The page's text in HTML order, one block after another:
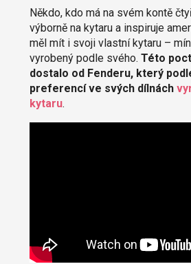
Někdo, kdo má na svém kontě
výborně na kytaru a inspiruje
měl mít i svoji vlastní kytaru –
vyrobený podle svého. Této
dostalo od Fenderu, který
preferencí ve svých dílnách
kytaru.